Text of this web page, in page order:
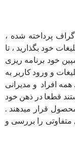
پرداخته شده ،
خود بگذارید ، تا
خود برنامه ریزی
و ورود کاربر به
افراد و مدیرانی
قطعا در ذهن خود
قرار میدهند .
را بررسی و